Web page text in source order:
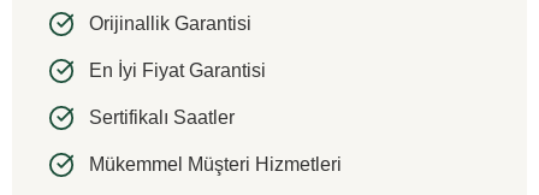
Orijinallik Garantisi
En İyi Fiyat Garantisi
Sertifikalı Saatler
Mükemmel Müşteri Hizmetleri